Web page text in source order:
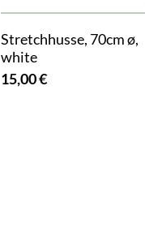
Stretchhusse, 70cm ø,
white
15,00 €